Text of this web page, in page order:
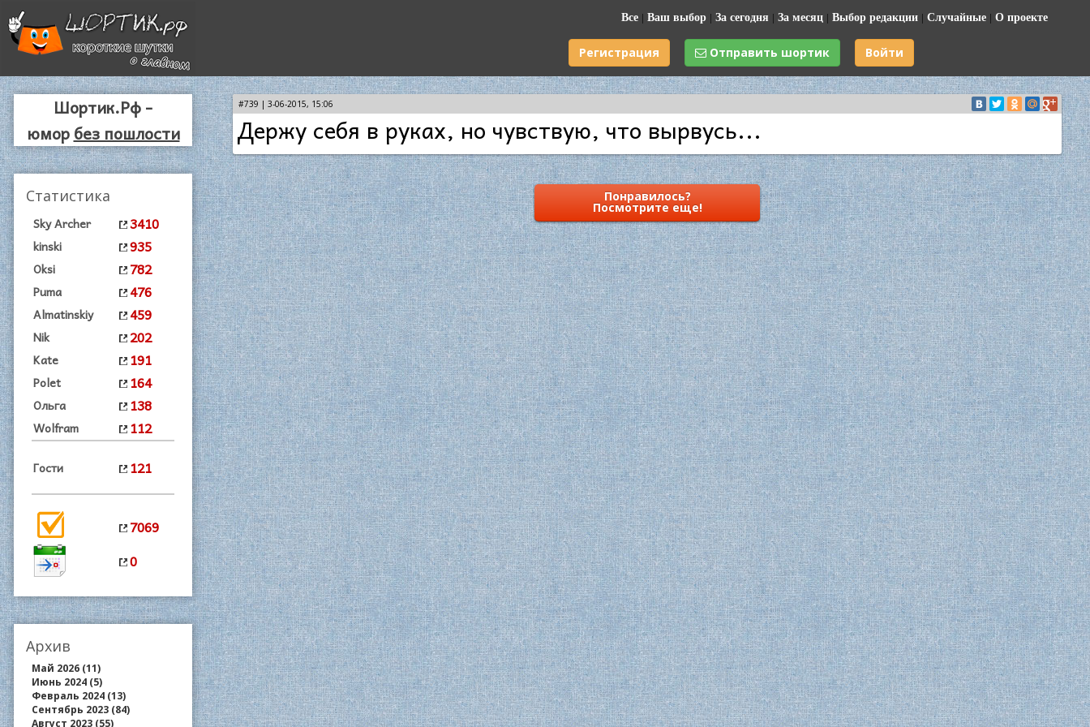
Все | Ваш выбор | За сегодня | За месяц | Выбор редакции | Случайные | О проекте
Регистрация Отправить шортик Войти
Шортик.Рф -
юморбез пошлости
Статистика
Sky Archer 3410
kinski 935
Oksi 782
Puma 476
Almatinskiy 459
Nik 202
Kate 191
Polet 164
Ольга 138
Wolfram 112
Гости 121
7069
0
Архив
Май 2026 (11)
Июнь 2024 (5)
Февраль 2024 (13)
Сентябрь 2023 (84)
Август 2023 (55)
#739 | 3-06-2015, 15:06
Держу себя в руках, но чувствую, что вырвусь...
Понравилось?
Посмотрите еще!